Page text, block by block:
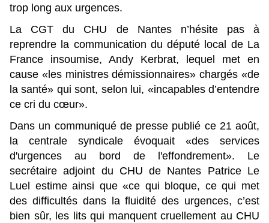
trop long aux urgences.
La CGT du CHU de Nantes n’hésite pas à
reprendre la communication du député local de La
France insoumise, Andy Kerbrat, lequel met en
cause «les ministres démissionnaires» chargés «de
la santé» qui sont, selon lui, «incapables d’entendre
ce cri du cœur».
Dans un communiqué de presse publié ce 21 août,
la centrale syndicale évoquait «des services
d'urgences au bord de l'effondrement». Le
secrétaire adjoint du CHU de Nantes Patrice Le
Luel estime ainsi que «ce qui bloque, ce qui met
des difficultés dans la fluidité des urgences, c’est
bien sûr, les lits qui manquent cruellement au CHU